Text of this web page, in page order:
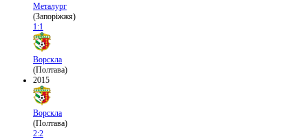
Металург
(Запоріжжя)
1:1
Ворскла
(Полтава)
2015
Ворскла
(Полтава)
2:2